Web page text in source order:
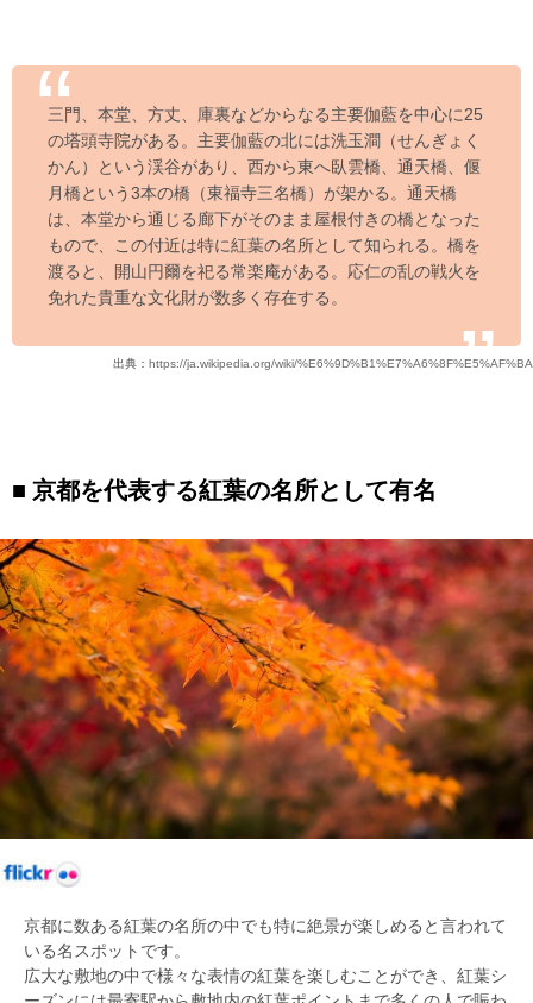
三門、本堂、方丈、庫裏などからなる主要伽藍を中心に25
の塔頭寺院がある。主要伽藍の北には洗玉澗（せんぎょく
かん）という渓谷があり、西から東へ臥雲橋、通天橋、偃
月橋という3本の橋（東福寺三名橋）が架かる。通天橋
は、本堂から通じる廊下がそのまま屋根付きの橋となった
もので、この付近は特に紅葉の名所として知られる。橋を
渡ると、開山円爾を祀る常楽庵がある。応仁の乱の戦火を
免れた貴重な文化財が数多く存在する。
出典： https://ja.wikipedia.org/wiki/%E6%9D%B1%E7%A6%8F%E5%AF%BA
京都を代表する紅葉の名所として有名
京都に数ある紅葉の名所の中でも特に絶景が楽しめると言われて
いる名スポットです。
広大な敷地の中で様々な表情の紅葉を楽しむことができ、紅葉シ